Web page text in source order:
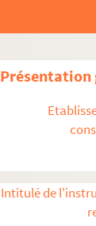
Présentation
Intitulé de
Rue
Rue
Rue
Rue